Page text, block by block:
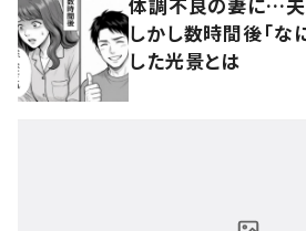
しかし数時間後「な
した光景とは